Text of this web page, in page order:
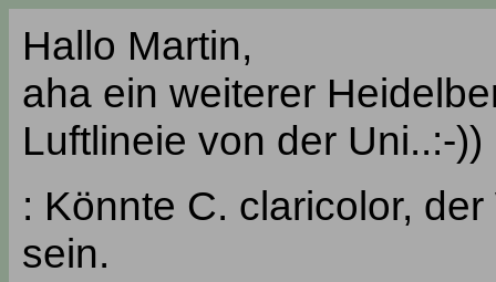
Hallo Martin,
aha ein weiterer
Luftlineie von der Uni..:-))
: Könnte C. claricolor,
sein.